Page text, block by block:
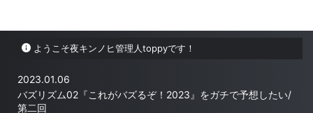
たランキン
を見てくだ
年ランキ
は常にシャッターチャンスを伺ってい
ンですで撮った写真が真っ暗になっ
るとホーム
ようこそ夜キンノヒ管理人toppyです！
2023.01.06
バズリズム02『これがバズるぞ！2023』をガチで予想したい/
第二回